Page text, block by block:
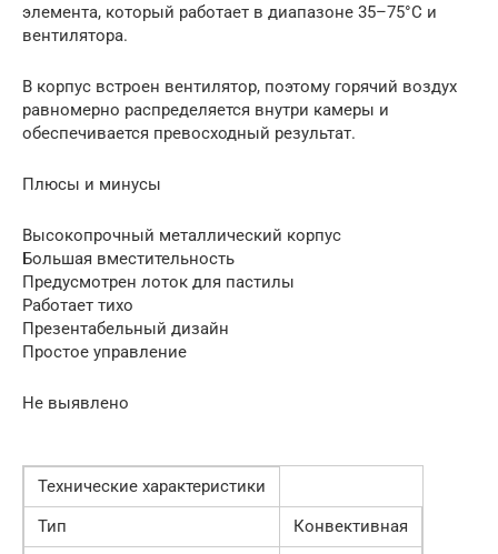
элемента, который работает в диапазоне 35–75°C и
вентилятора.
В корпус встроен вентилятор, поэтому горячий воздух
равномерно распределяется внутри камеры и
обеспечивается превосходный результат.
Плюсы и минусы
Высокопрочный металлический корпус
Большая вместительность
Предусмотрен лоток для пастилы
Работает тихо
Презентабельный дизайн
Простое управление
Не выявлено
Технические характеристики
Тип
Конвективная